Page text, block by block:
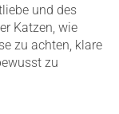
und des
Katzen, wie
zu achten, klare
zu